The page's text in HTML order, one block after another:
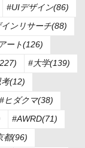
#UIデザイン(86)
ンリサーチ(88)
ート(126)
#大学(139)
(12)
#ヒダクマ(38)
#AWRD(71)
都(96)